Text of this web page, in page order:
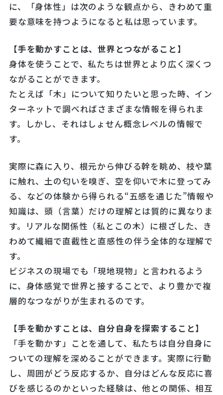
に、「身体性」は次のような観点から、きわめて重
要な意味を持つようになると私は思っています。
【手を動かすことは、世界とつながること】
身体を使うことで、私たちは世界とより広く深くつ
ながることができます。
たとえば「木」について知りたいと思った時、イン
ターネットで調べればさまざまな情報を得られま
す。しかし、それはしょせん概念レベルの情報で
す。
実際に森に入り、根元から伸びる幹を眺め、枝や葉
に触れ、土の匂いを嗅ぎ、空を仰いで木に登ってみ
る、などの体験から得られる“五感を通じた”情報や
知識は、頭（言葉）だけの理解とは質的に異なりま
す。リアルな関係性（私とこの木）に根ざした、き
わめて繊細で直截性と直感性の伴う全体的な理解で
す。
ビジネスの現場でも「現地現物」と言われるよう
に、身体感覚で世界と接することで、より豊かで複
層的なつながりが生まれるのです。
【手を動かすことは、自分自身を探索すること】
「手を動かす」ことを通して、私たちは自分自身に
ついての理解を深めることができます。実際に行動
し、周囲がどう反応するか、自分はどんな反応に喜
びを感じるのかといった経験は、他との関係、相互